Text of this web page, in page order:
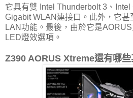
它具有雙 Intel Thunderbolt 3、Intel
Gigabit WLAN連接口。此外，它
LAN功能。最後，由於它是
LED燈效選項。
Z390 AORUS Xtreme還有哪些